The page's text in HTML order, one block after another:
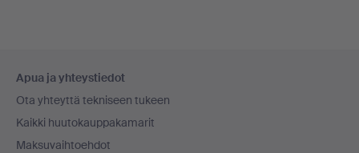
Apua ja yhteystiedot
Ota yhteyttä tekniseen tukeen
Kaikki huutokauppakamarit
Maksuvaihtoehdot